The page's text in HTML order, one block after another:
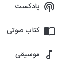
پادکست
کتاب صوتی
موسیقی